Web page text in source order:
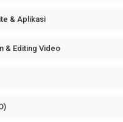
& Aplikasi
& Editing Video